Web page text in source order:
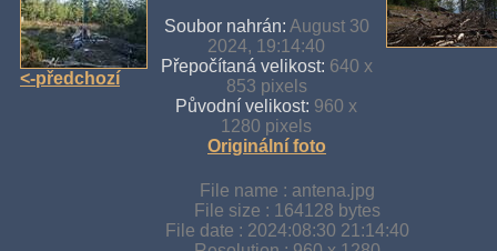
<-předchozí
Soubor nahrán: August 30
2024, 19:14:40
Přepočítaná velikost: 640 x
853 pixels
Původní velikost: 960 x
1280 pixels
Originální foto
File name : antena.jpg
File size : 164128 bytes
File date : 2024:08:30 21:14:40